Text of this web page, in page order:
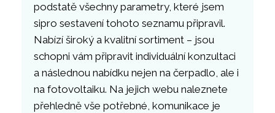
podstatě všechny parametry, které jsem
sipro sestavení tohoto seznamu připravil.
Nabízí široký a kvalitní sortiment – jsou
schopni vám připravit individuální konzultaci
a následnou nabídku nejen na čerpadlo, ale i
na fotovoltaiku. Na jejich webu naleznete
přehledně vše potřebné, komunikace je